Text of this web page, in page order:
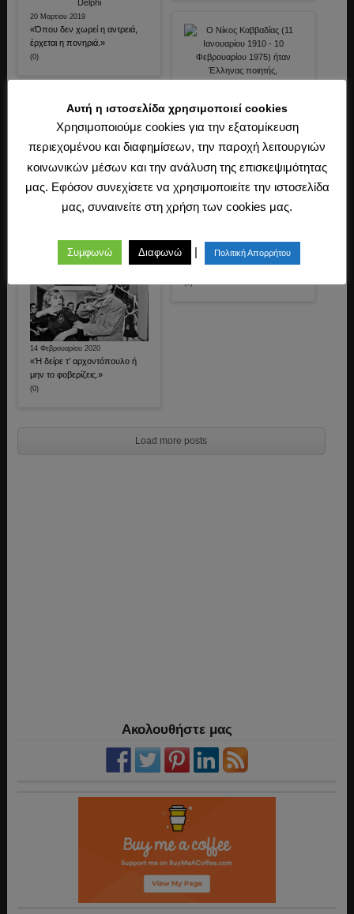
20 Μαρτίου 2019
«Όπου δεν χωρεί η αντρειά,
έρχεται η πονηριά.»
(0)
24 Φεβρουαρίου 2020
«Τι μουλάρια έχασες;»
14 Φεβρουαρίου 2020
«Ή δείρε τ’ αρχοντόπουλο ή
μην το φοβερίζεις.»
(0)
22 Φεβρουαρίου 2020
«Άπαξ πυρρός και δέκατον
(0)
7 Νοεμβρίου 2019
«Πολλοί μπαρμπέρηδες για
Load more posts
Ακολουθήστε μας
Αυτή η ιστοσελίδα χρησιμοποιεί cookies
Χρησιμοποιούμε cookies για την εξατομίκευση
περιεχομένου και διαφημίσεων, την παροχή λειτουργιών
κοινωνικών μέσων και την ανάλυση της επισκεψιμότητας
μας. Εφόσον συνεχίσετε να χρησιμοποιείτε την ιστοσελίδα
μας, συναινείτε στη χρήση των cookies μας.
Συμφωνώ Διαφωνώ | Πολιτική Απορρήτου